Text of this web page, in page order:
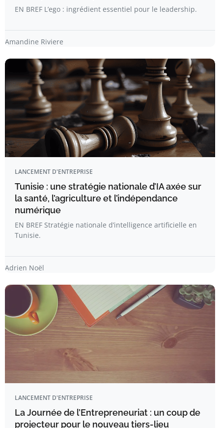
EN BREF L’ego : ingrédient essentiel pour le leadership.
Amandine Riviere
LANCEMENT D'ENTREPRISE
Tunisie : une stratégie nationale d’IA axée sur
la santé, l’agriculture et l’indépendance
numérique
EN BREF Stratégie nationale d’intelligence artificielle en
Tunisie.
Adrien Noël
LANCEMENT D'ENTREPRISE
La Journée de l’Entrepreneuriat : un coup de
projecteur pour le nouveau tiers-lieu